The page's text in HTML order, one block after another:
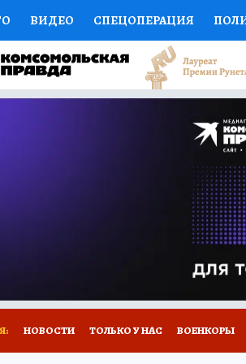
ВИДЕО СПЕЦОПЕРАЦИЯ
НАУКА СПОРТ
ЭКСПЕРТОВ ДОКТОР
ПРОГНОЗЫ НА СПОРТ
НОВОЕ
НОВОСТИ ТОЛЬКО У НАС ВОЕНКОРЫ